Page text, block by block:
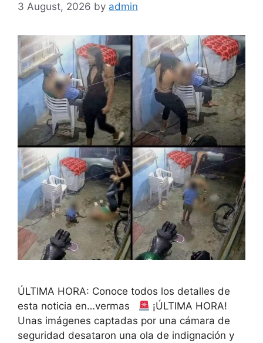
3 August, 2026 by admin
ÚLTIMA HORA: Conoce todos los detalles de
esta noticia en…vermas
¡ÚLTIMA HORA!
Unas imágenes captadas por una cámara de
seguridad desataron una ola de indignación y